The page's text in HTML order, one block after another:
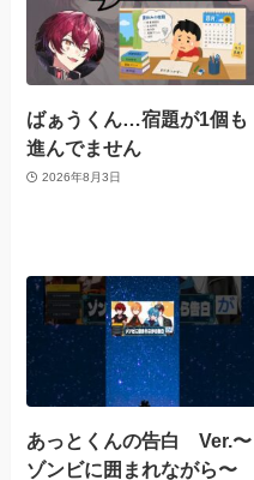
ばぁうくん…宿題が1個も
進んでません
2026年8月3日
あっとくんの告白 Ver.〜
ゾンビに囲まれながら〜